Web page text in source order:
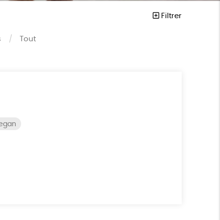
Filtrer
Tout